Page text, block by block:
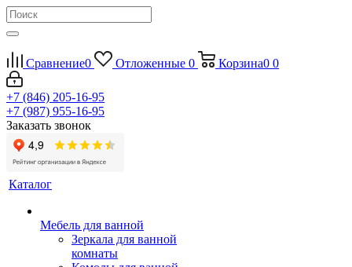
Сравнение0 Отложенные 0 Корзина0 0
+7 (846) 205-16-95
+7 (987) 955-16-95
Заказать звонок
Каталог
Мебель для ванной
Зеркала для ванной
комнаты